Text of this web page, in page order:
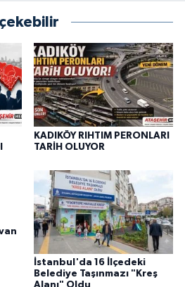
KADIKÖY RIHTIM PERONLARI
TARİH OLUYOR
İstanbul'da 16 İlçedeki
Belediye Taşınmazı "Kreş